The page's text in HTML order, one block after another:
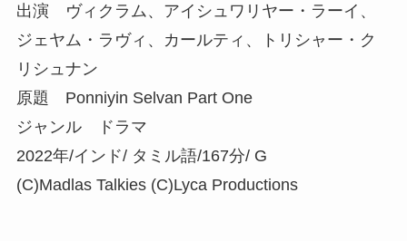
出演 ヴィクラム、アイシュワリヤー・ラーイ、
ジェヤム・ラヴィ、カールティ、トリシャー・ク
リシュナン
原題 Ponniyin Selvan Part One
ジャンル ドラマ
2022年/インド/ タミル語/167分/ G
(C)Madlas Talkies (C)Lyca Productions